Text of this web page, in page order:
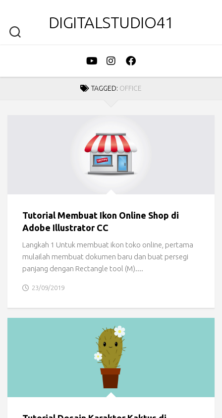
DIGITALSTUDIO41
TAGGED: OFFICE
Tutorial Membuat Ikon Online Shop di
Adobe Illustrator CC
Langkah 1 Untuk membuat ikon toko online, pertama
mulailah membuat dokumen baru dan buat persegi
panjang dengan Rectangle tool (M)....
23/09/2019